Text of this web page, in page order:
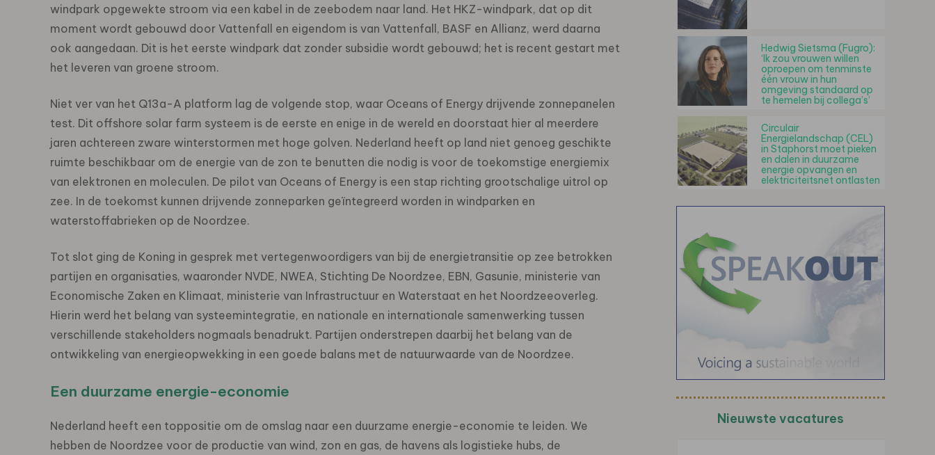
windpark opgewekte stroom via een kabel in de zeebodem naar land. Het HKZ-windpark, dat op dit
moment wordt gebouwd door Vattenfall en eigendom is van Vattenfall, BASF en Allianz, werd daarna
ook aangedaan. Dit is het eerste windpark dat zonder subsidie wordt gebouwd; het is recent gestart met
het leveren van groene stroom.
Niet ver van het Q13a-A platform lag de volgende stop, waar Oceans of Energy drijvende zonnepanelen
test. Dit offshore solar farm systeem is de eerste en enige in de wereld en doorstaat hier al meerdere
jaren achtereen zware winterstormen met hoge golven. Nederland heeft op land niet genoeg geschikte
ruimte beschikbaar om de energie van de zon te benutten die nodig is voor de toekomstige energiemix
van elektronen en moleculen. De pilot van Oceans of Energy is een stap richting grootschalige uitrol op
zee. In de toekomst kunnen drijvende zonneparken geïntegreerd worden in windparken en
waterstoffabrieken op de Noordzee.
Tot slot ging de Koning in gesprek met vertegenwoordigers van bij de energietransitie op zee betrokken
partijen en organisaties, waaronder NVDE, NWEA, Stichting De Noordzee, EBN, Gasunie, ministerie van
Economische Zaken en Klimaat, ministerie van Infrastructuur en Waterstaat en het Noordzeeoverleg.
Hierin werd het belang van systeemintegratie, en nationale en internationale samenwerking tussen
verschillende stakeholders nogmaals benadrukt. Partijen onderstrepen daarbij het belang van de
ontwikkeling van energieopwekking in een goede balans met de natuurwaarde van de Noordzee.
Een duurzame energie-economie
Nederland heeft een toppositie om de omslag naar een duurzame energie-economie te leiden. We
hebben de Noordzee voor de productie van wind, zon en gas, de havens als logistieke hubs, de
Hedwig Sietsma (Fugro):
‘Ik zou vrouwen willen
oproepen om tenminste
één vrouw in hun
omgeving standaard op
te hemelen bij collega’s’
Circulair
Energielandschap (CEL)
in Staphorst moet pieken
en dalen in duurzame
energie opvangen en
elektriciteitsnet ontlasten
Nieuwste vacatures